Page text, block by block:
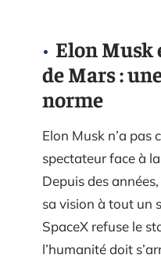
Elon Musk
de Mars :
norme
Elon Musk n’a pas
spectateur face à
Depuis des
sa vision à tout un
SpaceX refuse le
l’humanité doit